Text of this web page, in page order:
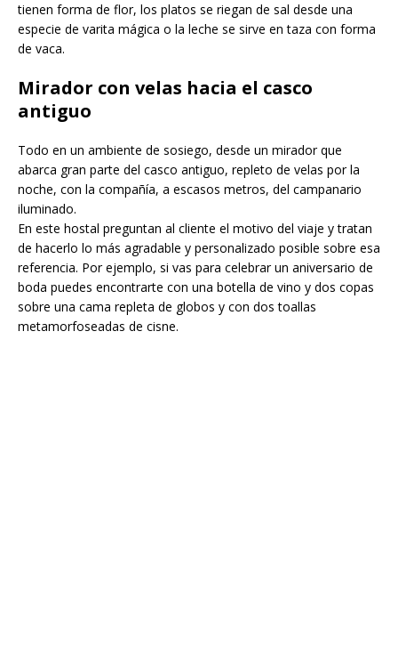
tienen forma de flor, los platos se riegan de sal desde una
especie de varita mágica o la leche se sirve en taza con forma
de vaca.
Mirador con velas hacia el casco
antiguo
Todo en un ambiente de sosiego, desde un mirador que
abarca gran parte del casco antiguo, repleto de velas por la
noche, con la compañía, a escasos metros, del campanario
iluminado.
En este hostal preguntan al cliente el motivo del viaje y tratan
de hacerlo lo más agradable y personalizado posible sobre esa
referencia. Por ejemplo, si vas para celebrar un aniversario de
boda puedes encontrarte con una botella de vino y dos copas
sobre una cama repleta de globos y con dos toallas
metamorfoseadas de cisne.